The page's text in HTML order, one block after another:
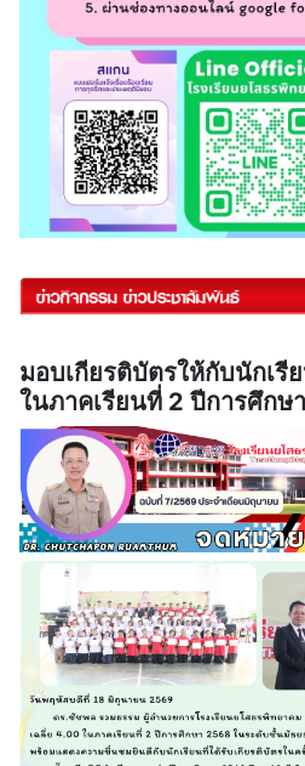
มอบเกียรติบัตรให้กับนักเรี
ในภาคเรียนที่ 2 ปีการศึกษ